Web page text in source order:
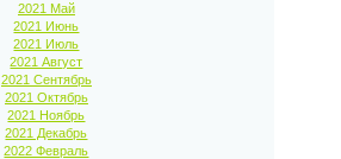
2021 Май
2021 Июнь
2021 Июль
2021 Август
2021 Сентябрь
2021 Октябрь
2021 Ноябрь
2021 Декабрь
2022 Февраль